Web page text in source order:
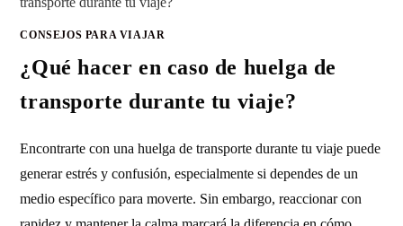
CONSEJOS PARA VIAJAR
¿Qué hacer en caso de huelga de
transporte durante tu viaje?
Encontrarte con una huelga de transporte durante tu viaje puede
generar estrés y confusión, especialmente si dependes de un
medio específico para moverte. Sin embargo, reaccionar con